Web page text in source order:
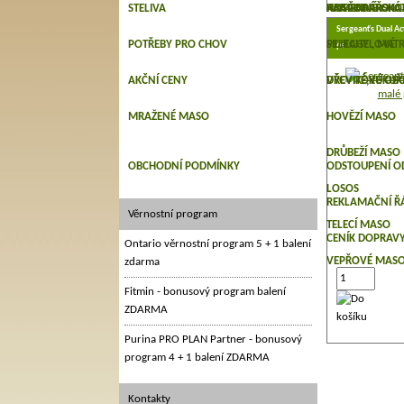
Sergeanťs Dual
pe…
HOSPODÁŘSKÁ
ANTIPAR. -
HRAČKY PRO
STELIVA KAMENNÉ
SILIKAGELOVÉ
POTŘEBY PRO CHOV PELECHY ,
VÝCVIKOVÉ
AKČNÍ CENY
MRAŽENÉ MASO HOVĚZÍ MASO
DRŮBEŽÍ MASO
LOSOS
TELECÍ MASO
VEPŘOVÉ
OBCHODNÍ PODMÍNKY ODSTOUPENÍ
REKLAMAČNÍ
CENÍK
Věrnostní program
Ontario věrnostní program 5 + 1 balení
zdarma
Fitmin - bonusový program balení
ZDARMA
Purina PRO PLAN Partner - bonusový
program 4 + 1 balení ZDARMA
Kontakty